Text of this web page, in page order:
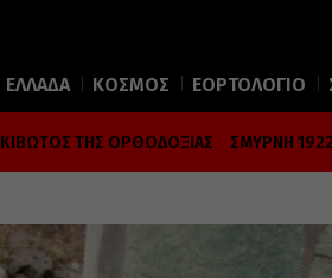
ΕΛΛΑΔΑ ΚΟΣΜΟΣ ΕΟΡΤΟΛΟΓΙΟ
ΚΙΒΩΤΟΣ ΤΗΣ ΟΡΘΟΔΟΞΙΑΣ ΣΜΥΡΝΗ